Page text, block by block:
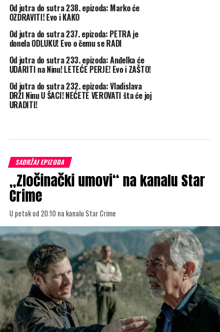
Od jutra do sutra 238. epizoda: Marko će
OZDRAVITI! Evo i KAKO
Od jutra do sutra 237. epizoda: PETRA je
donela ODLUKU! Evo o čemu se RADI
Od jutra do sutra 233. epizoda: Anđelka će
UDARITI na Ninu! LETEĆE PERJE! Evo i ZAŠTO!
Od jutra do sutra 232. epizoda: Vladislava
DRŽI Ninu U ŠACI! NEĆETE VEROVATI šta će joj
URADITI!
SADRŽAJ EPIZODA
„Zločinački umovi“ na kanalu Star
Crime
U petak od 20:10 na kanalu Star Crime